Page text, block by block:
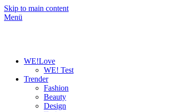
Skip to main content
Menü
WE!Love
WE! Test
Trender
Fashion
Beauty
Design